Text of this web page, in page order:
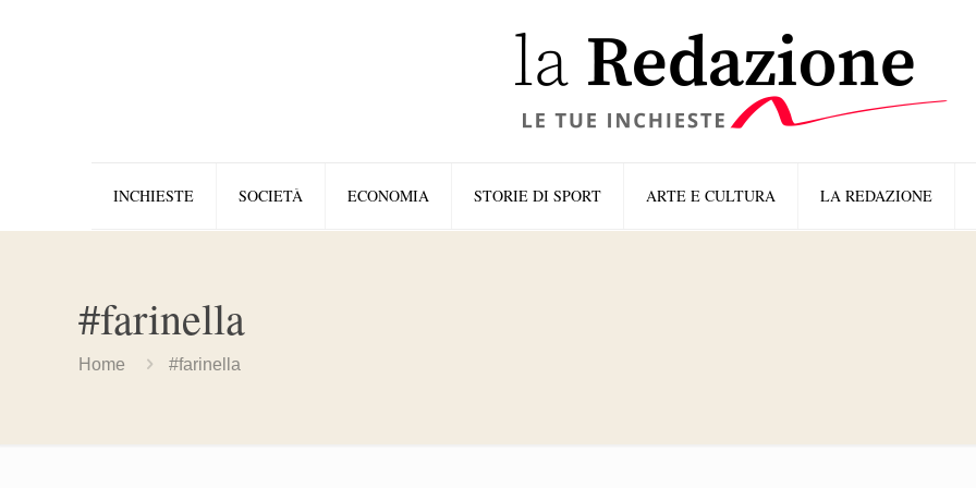
INCHIESTE SOCIETÀ ECONOMIA STORIE DI SPORT ARTE E CULTURA LA REDAZIONE
#farinella
Home #farinella